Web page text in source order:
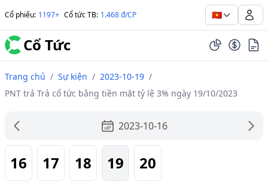
Cổ phiếu: 1197+ Cổ tức TB: 1.468 đ/CP 🇻🇳
Cổ Tức
Trang chủ / Sự kiện / 2023-10-19 /
PNT trả Trả cổ tức bằng tiền mặt tỷ lệ 3% ngày 19/10/2023
2023-10-16
16 17 18 19 20